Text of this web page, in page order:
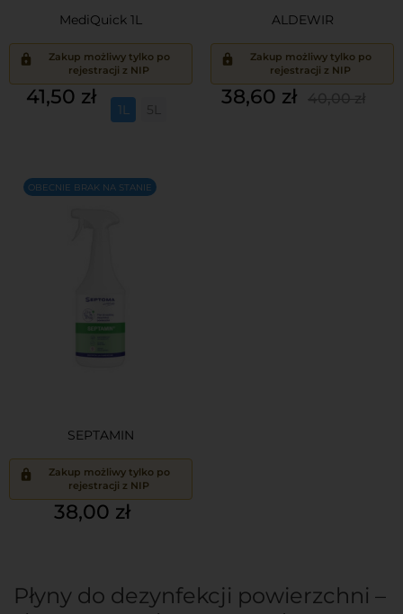
MediQuick 1L
Zakup możliwy tylko po
rejestracji z NIP
Cena
41,50 zł
1L 5L
ALDEWIR
Zakup możliwy tylko po
rejestracji z NIP
Cena
38,60 zł
SEPTAMIN
Zakup możliwy tylko po
rejestracji z NIP
Cena
38,00 zł
OBECNIE BRAK NA STANIE
Płyny do dezynfekcji powierzchni –